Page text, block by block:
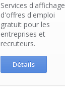
Services d'affichage
d'offres d'emploi
gratuit pour les
entreprises et
recruteurs.
Détails